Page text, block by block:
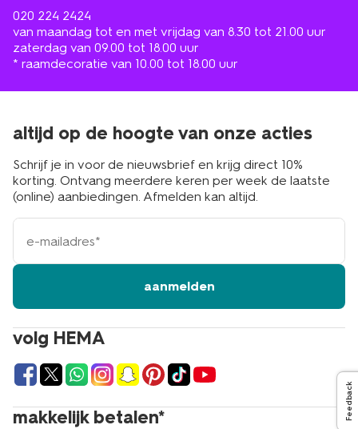
020 224 2424
van maandag tot en met vrijdag van 8.30 tot 21.00 uur
zaterdag van 09.00 tot 18.00 uur
* raamdecoratie van 10.00 tot 18.00 uur
volg HEMA
makkelijk betalen*
altijd op de hoogte van onze acties
Schrijf je in voor de nieuwsbrief en krijg direct 10%
korting. Ontvang meerdere keren per week de laatste
(online) aanbiedingen. Afmelden kan altijd.
e-
mailadres
aanmelden
Feedback